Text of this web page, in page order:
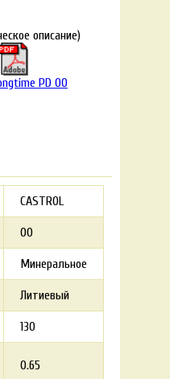
описание)
PD 00
CASTROL
00
Минеральное
Литиевый
130
0.65